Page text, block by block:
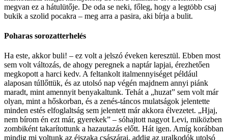
megvan ez a hátulütője. De oda se neki, főleg, hogy a legtöbb csaj
bukik a szolid pocakra – meg arra a pasira, aki bírja a bulit.
Poharas sorozatterhelés
Ha este, akkor buli! – ez volt a jelszó éveken keresztül. Ebben most
sem volt változás, de ahogy peregnek a naptár lapjai, érezhetően
megkopott a harci kedv. A feltankolt italmennyiséget például
alaposan túllőttük, és az utolsó nap végén majdnem annyi piánk
maradt, mint amennyit benyakaltunk. Tehát a „huzat” sem volt már
olyan, mint a hőskorban, és a zenés-táncos mulatságok jelentette
minden estés elfoglaltság sem jelentett már akkora élvezetet. „Hjaj,
nem bírom én ezt már, gyerekek” – sóhajtott nagyot Levi, miközben
zombiként takarítottunk a hazautazás előtt. Hát igen. Amíg korábban
mindig mi voltunk az éjszaka császárai, addig az uralkodók utolsó